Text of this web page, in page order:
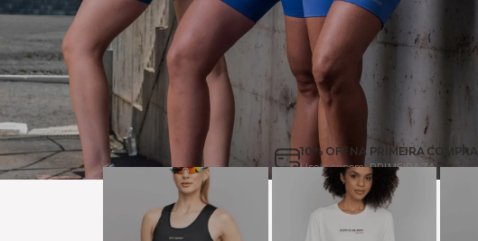
10% OFF NA PRIMEIRA COMPRA
Use o cupom: PRIMEIRAZA